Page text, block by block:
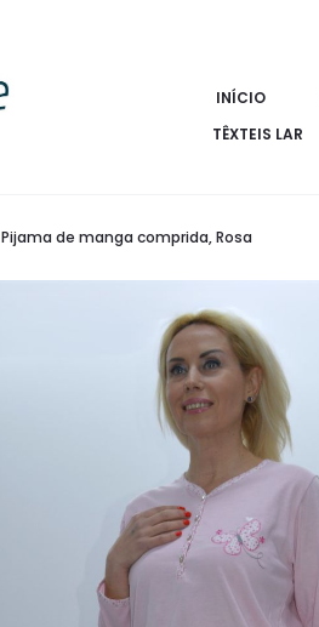
INÍCIO
TÊXTEIS LAR
Pijama de manga comprida, Rosa